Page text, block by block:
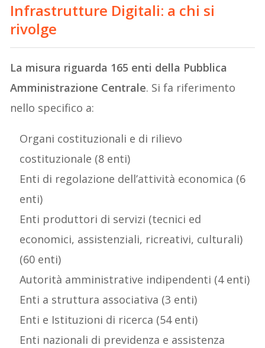
Infrastrutture Digitali: a chi si
rivolge
La misura riguarda 165 enti della Pubblica
Amministrazione Centrale. Si fa riferimento
nello specifico a:
Organi costituzionali e di rilievo
costituzionale (8 enti)
Enti di regolazione dell’attività economica (6
enti)
Enti produttori di servizi (tecnici ed
economici, assistenziali, ricreativi, culturali)
(60 enti)
Autorità amministrative indipendenti (4 enti)
Enti a struttura associativa (3 enti)
Enti e Istituzioni di ricerca (54 enti)
Enti nazionali di previdenza e assistenza